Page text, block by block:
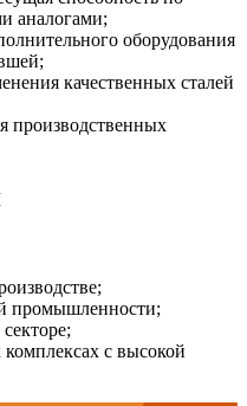
аналогами;
оборудования
качественных сталей
производственных
промышленности;
с высокой